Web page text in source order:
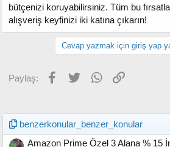
bütçenizi koruyabilirsiniz. Tüm bu
alışveriş keyfinizi iki katına çıkarın!
Cevap yazmak için giriş yap
Paylaş: Facebook
Twitter WhatsApp
benzerkonular_benzer_konular
Amazon Prime Özel 3 Alana % 15